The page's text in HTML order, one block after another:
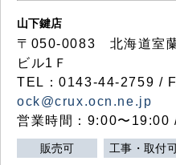
山下鍵店
〒050-0083 北海道室
ビル1Ｆ
TEL：0143-44-2759 /
ock@crux.ocn.ne.jp
営業時間：9:00〜19:00
販売可 工事・取付